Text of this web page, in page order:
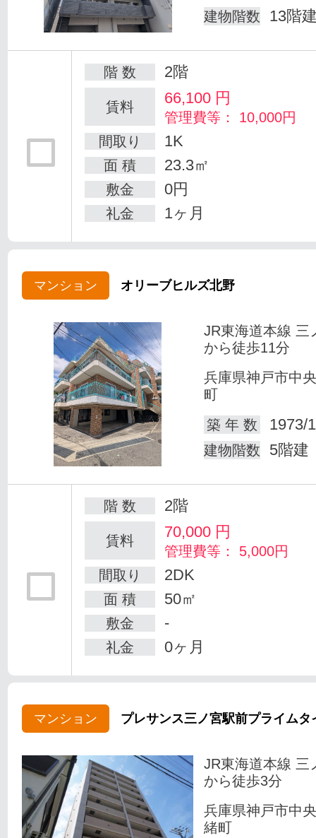
建物階数 13階
階 数 2階
賃料 66,100 円
管理費等： 10,000円
間取り
1K
面 積 23.3㎡
敷金 0円
礼金 1ヶ月
マンション オリーブヒルズ北野
JR東海道本線 三
から徒歩11分
兵庫県神戸市中
町
築 年 数
1973/
建物階数 5階建
階 数 2階
賃料 70,000 円
管理費等： 5,000円
間取り
2DK
面 積 50㎡
敷金 -
礼金 0ヶ月
マンション プレサンス三ノ宮駅前プライムタ
JR東海道本線 三
から徒歩3分
兵庫県神戸市中
緒町